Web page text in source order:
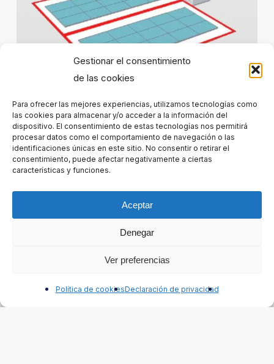
Gestionar el consentimiento
de las cookies
Para ofrecer las mejores experiencias, utilizamos tecnologías como
las cookies para almacenar y/o acceder a la información del
dispositivo. El consentimiento de estas tecnologías nos permitirá
procesar datos como el comportamiento de navegación o las
identificaciones únicas en este sitio. No consentir o retirar el
consentimiento, puede afectar negativamente a ciertas
características y funciones.
Aceptar
Denegar
Ver preferencias
Política de cookiesDeclaración de privacidad
Zona de Preparación doble con kit de
rejillas